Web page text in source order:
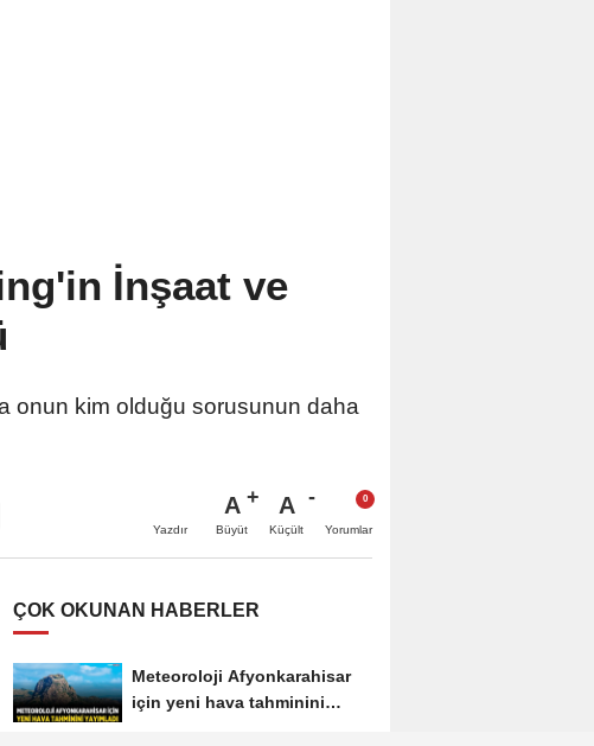
İnşaat ve
onun kim olduğu sorusunun daha
Yazdır
A
Büyüt
A
Küçült Yorumlar
ÇOK OKUNAN HABERLER
Meteoroloji Afyonkarahisar
için yeni hava tahminini